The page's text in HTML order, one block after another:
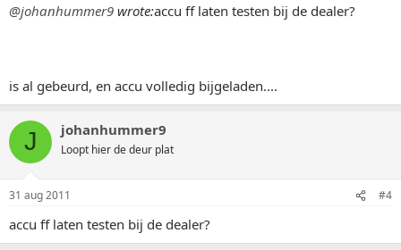
@johanhummer9 wrote:accu ff laten testen bij de dealer?
is al gebeurd, en accu volledig bijgeladen....
J johanhummer9
Loopt hier de deur plat
31 aug 2011 #4
accu ff laten testen bij de dealer?